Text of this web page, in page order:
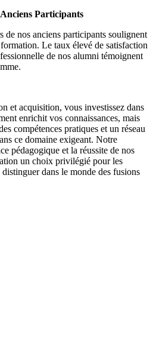
Participants
de nos anciens participants soulignent
Le taux élevé de satisfaction
de nos alumni témoignent
et acquisition, vous investissez dans
enrichit vos connaissances, mais
compétences pratiques et un réseau
ce domaine exigeant. Notre
pédagogique et la réussite de nos
un choix privilégié pour les
dans le monde des fusions